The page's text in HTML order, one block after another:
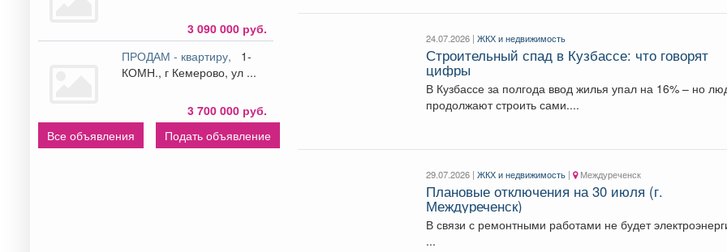
3 090 000 руб.
ПРОДАМ - квартиру,
1-
КОМН., г Кемерово, ул ...
3 700 000 руб.
Все объявления
Подать объявление
24.07.2026 |ЖКХ и недвижимость
Строительный спад в Кузбассе: что говорят
цифры
В Кузбассе за полгода ввод жилья упал на 16% – но
продолжают строить сами....
29.07.2026 |ЖКХ и недвижимость | Междуреченск
Плановые отключения на 30 июля (г.
Междуреченск)
В связи с ремонтными работами не будет
...